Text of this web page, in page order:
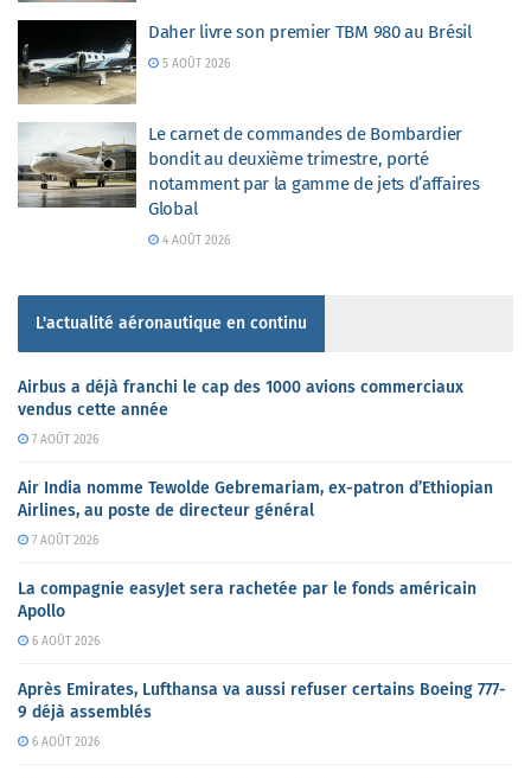
Daher livre son premier TBM 980 au Brésil
5 AOÛT 2026
Le carnet de commandes de Bombardier
bondit au deuxième trimestre, porté
notamment par la gamme de jets d’affaires
Global
4 AOÛT 2026
L'actualité aéronautique en continu
Airbus a déjà franchi le cap des 1000 avions commerciaux
vendus cette année
7 AOÛT 2026
Air India nomme Tewolde Gebremariam, ex-patron d’Ethiopian
Airlines, au poste de directeur général
7 AOÛT 2026
La compagnie easyJet sera rachetée par le fonds américain
Apollo
6 AOÛT 2026
Après Emirates, Lufthansa va aussi refuser certains Boeing 777-
9 déjà assemblés
6 AOÛT 2026